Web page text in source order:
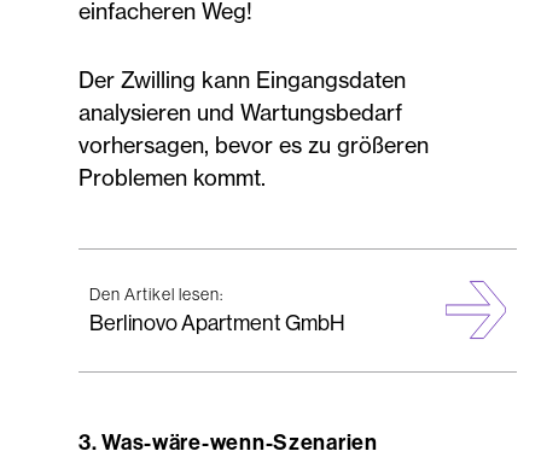
einfacheren Weg!
Der Zwilling kann Eingangsdaten
analysieren und Wartungsbedarf
vorhersagen, bevor es zu größeren
Problemen kommt.
Den Artikel lesen:
Berlinovo Apartment GmbH
3. Was-wäre-wenn-Szenarien